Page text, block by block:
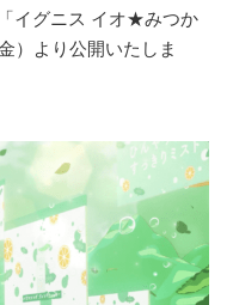
イグニス イオ★みつか
）より公開いたしま